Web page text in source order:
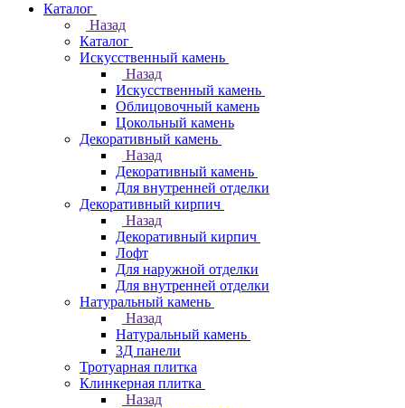
Каталог
Назад
Каталог
Искусственный камень
Назад
Искусственный камень
Облицовочный камень
Цокольный камень
Декоративный камень
Назад
Декоративный камень
Для внутренней отделки
Декоративный кирпич
Назад
Декоративный кирпич
Лофт
Для наружной отделки
Для внутренней отделки
Натуральный камень
Назад
Натуральный камень
3Д панели
Тротуарная плитка
Клинкерная плитка
Назад